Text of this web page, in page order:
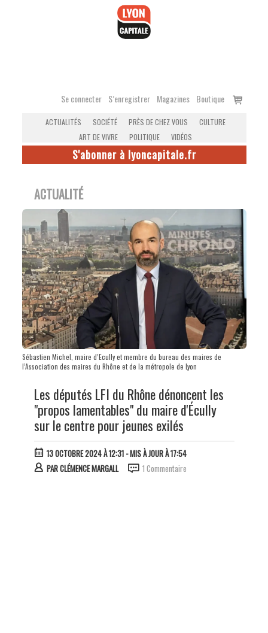
Se connecter S’enregistrer Magazines Boutique
Voir
ACTUALITÉS SOCIÉTÉ PRÈS DE CHEZ VOUS
CULTURE
ART DE VIVRE
POLITIQUE VIDÉOS
S'abonner à lyoncapitale.fr
ACTUALITÉ
Sébastien Michel, maire d’Ecully et membre du bureau des maires de
l’Association des maires du Rhône et de la métropole de Lyon
Les députés LFI du Rhône dénoncent les
"propos lamentables" du maire d'Écully
sur le centre pour jeunes exilés
13 OCTOBRE 2024 À 12:31- MIS À JOUR À 17:54
PARCLÉMENCE MARGALL 1 Commentaire